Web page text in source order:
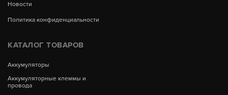
Новости
Политика конфиденциальности
КАТАЛОГ ТОВАРОВ
Аккумуляторы
Аккумуляторные клеммы и
провода